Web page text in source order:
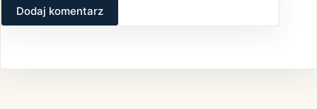
Dodaj komentarz